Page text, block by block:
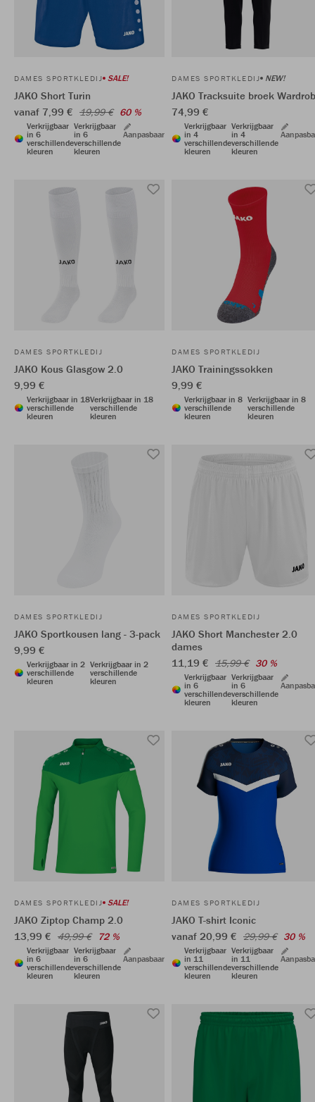
DAMES SPORTKLEDIJ SALE!
JAKO Short Turin
vanaf 7,99 € 19,99 € 60 %
Verkrijgbaar
in 6
verschillende
kleuren
Verkrijgbaar
in 6
verschillende
kleuren
Aanpasbaar
DAMES SPORTKLEDIJ NEW!
JAKO Tracksuite broek
74,99 €
Verkrijgbaar
in 4
verschillende
kleuren
Verkrijgbaar
in 4
verschillende
kleuren
DAMES SPORTKLEDIJ
JAKO Kous Glasgow 2.0
9,99 €
Verkrijgbaar in 18
verschillende
kleuren
Verkrijgbaar in 18
verschillende
kleuren
DAMES SPORTKLEDIJ
JAKO Trainingssokken
9,99 €
Verkrijgbaar in 8
verschillende
kleuren
Verkrijgbaar in 8
verschillende
kleuren
DAMES SPORTKLEDIJ
JAKO Sportkousen lang - 3-pack
9,99 €
Verkrijgbaar in 2
verschillende
kleuren
Verkrijgbaar in 2
verschillende
kleuren
DAMES SPORTKLEDIJ
JAKO Short Manchester 2.0
dames
11,19 € 15,99 € 30 %
Verkrijgbaar
in 6
verschillende
kleuren
Verkrijgbaar
in 6
verschillende
kleuren
DAMES SPORTKLEDIJ SALE!
JAKO Ziptop Champ 2.0
13,99 € 49,99 € 72 %
Verkrijgbaar
in 6
verschillende
kleuren
Verkrijgbaar
in 6
verschillende
kleuren
Aanpasbaar
DAMES SPORTKLEDIJ
JAKO T-shirt Iconic
vanaf 20,99 € 29,99 € 30 %
Verkrijgbaar
in 11
verschillende
kleuren
Verkrijgbaar
in 11
verschillende
kleuren